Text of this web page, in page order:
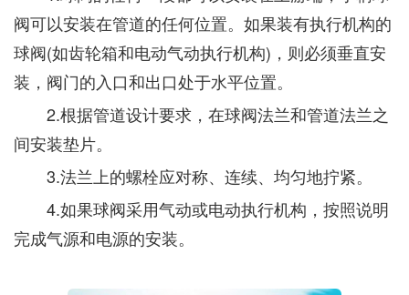
阀可以安装在管道的任何位置。如果装有执行机构的
球阀(如齿轮箱和电动气动执行机构)，则必须垂直安
装，阀门的入口和出口处于水平位置。
2.根据管道设计要求，在球阀法兰和管道法兰之
间安装垫片。
3.法兰上的螺栓应对称、连续、均匀地拧紧。
4.如果球阀采用气动或电动执行机构，按照说明
完成气源和电源的安装。